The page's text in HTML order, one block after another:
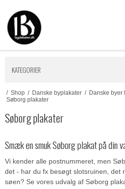
KATEGORIER
/ Shop / Danske byplakater / Danske byer
Søborg plakater
Søborg plakater
Smæk en smuk Søborg plakat på din
Vi kender alle postnummeret, men
det - har du fx besøgt slotsruinen, det
søen? Se vores udvalg af Søborg